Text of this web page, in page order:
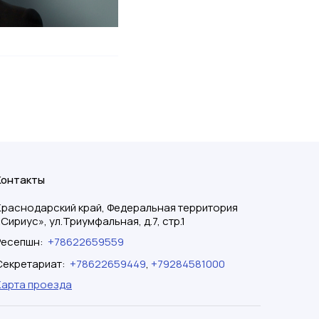
край, Федеральная территория
ул.Триумфальная, д.7, стр.1
: +78622659559
: +78622659449, +79284581000
проезда